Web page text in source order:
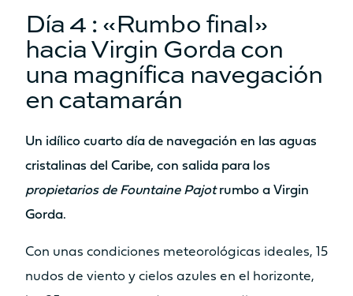
Día 4 : «Rumbo final»
hacia Virgin Gorda con
una magnífica navegación
en catamarán
Un idílico cuarto día de navegación en las aguas
cristalinas del Caribe, con salida para los
propietarios de Fountaine Pajotrumbo a Virgin
Gorda.
Con unas condiciones meteorológicas ideales, 15
nudos de viento y cielos azules en el horizonte,